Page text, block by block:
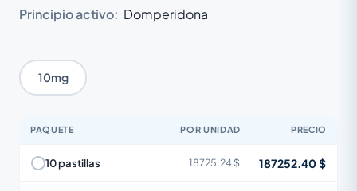
Principio activo: Domperidona
10mg
PAQUETE POR UNIDAD PRECIO
10 pastillas 18725.24 $ 187252.40 $